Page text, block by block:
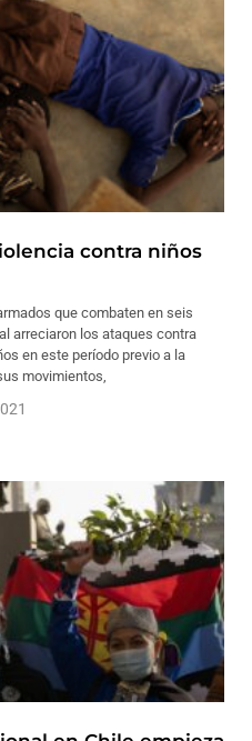
contra niños
que combaten en seis
arreciaron los ataques contra
en este período previo a la
movimientos,